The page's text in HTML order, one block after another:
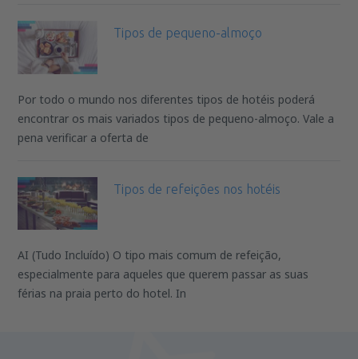
Tipos de pequeno-almoço
Por todo o mundo nos diferentes tipos de hotéis poderá
encontrar os mais variados tipos de pequeno-almoço. Vale a
pena verificar a oferta de
Tipos de refeições nos hotéis
AI (Tudo Incluído) O tipo mais comum de refeição,
especialmente para aqueles que querem passar as suas
férias na praia perto do hotel. In